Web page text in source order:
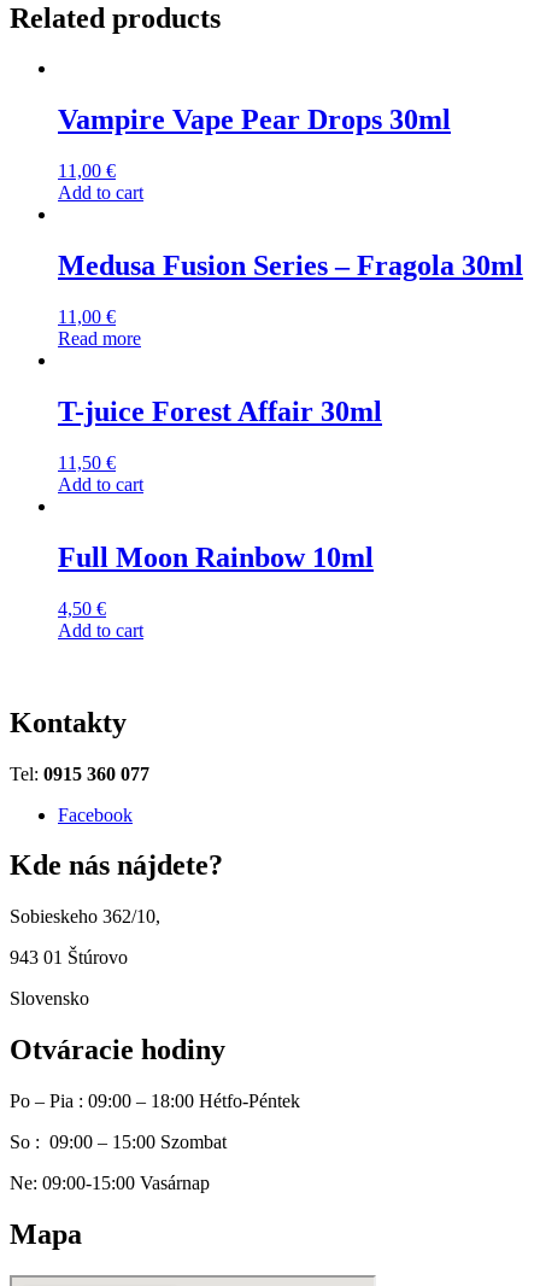
Related products
Vampire Vape Pear Drops 30ml
11,00 €
Add to cart
Medusa Fusion Series – Fragola 30ml
11,00 €
Read more
T-juice Forest Affair 30ml
11,50 €
Add to cart
Full Moon Rainbow 10ml
4,50 €
Add to cart
Kontakty
Tel: 0915 360 077
Facebook
Kde nás nájdete?
Sobieskeho 362/10,
943 01 Štúrovo
Slovensko
Otváracie hodiny
Po – Pia : 09:00 – 18:00 Hétfo-Péntek
So : 09:00 – 15:00 Szombat
Ne: 09:00-15:00 Vasárnap
Mapa